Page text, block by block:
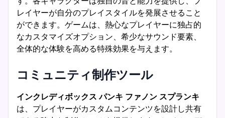
レイヤーが自分のプレイスタイルを発展させること
ができます。ゲームは、熱心なプレイヤーに独占的
なカスタマイズオプション、希少なサウンド要素、
全体的な体験を高める特殊効果を与えます。
コミュニティ制作ツール
インクレディボックス パンキ ファノン スプランキ
は、プレイヤーがカスタムコンテンツを設計し共有